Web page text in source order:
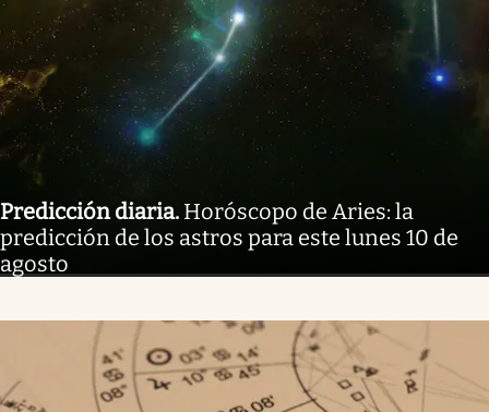
Predicción diaria. Horóscopo de Aries: la
predicción de los astros para este lunes 10 de
agosto